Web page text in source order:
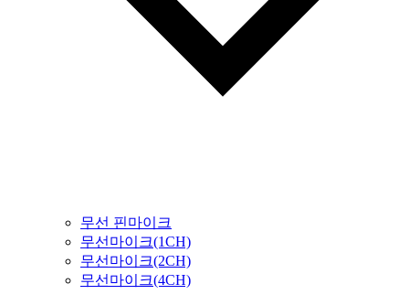
무선 핀마이크
무선마이크(1CH)
무선마이크(2CH)
무선마이크(4CH)